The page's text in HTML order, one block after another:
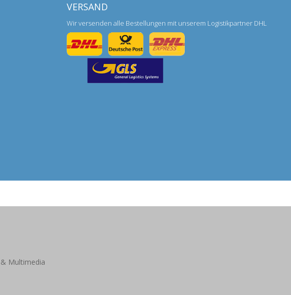
VERSAND
Wir versenden alle Bestellungen mit unserem Logistikpartner DHL
& Multimedia